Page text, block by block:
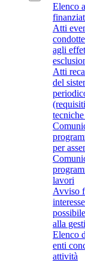
Elenco
Atti
agli
Atti
del
per
lavori
Avviso
alla
Elenco
enti
attività